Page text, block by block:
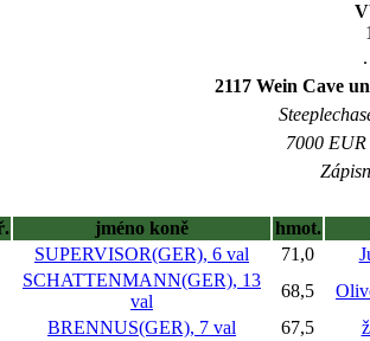
2117 Wein Cave
7000
jméno koně
hmot.
SUPERVISOR(GER), 6 val 71,0
SCHATTENMANN(GER), 13
val
68,5
BRENNUS(GER), 7 val 67,5